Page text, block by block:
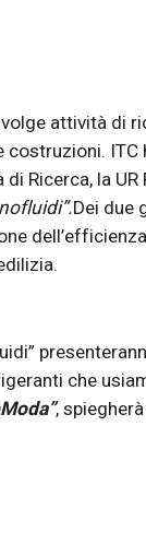
attività di
ITC
Ricerca, la UR
Dei due
che
,